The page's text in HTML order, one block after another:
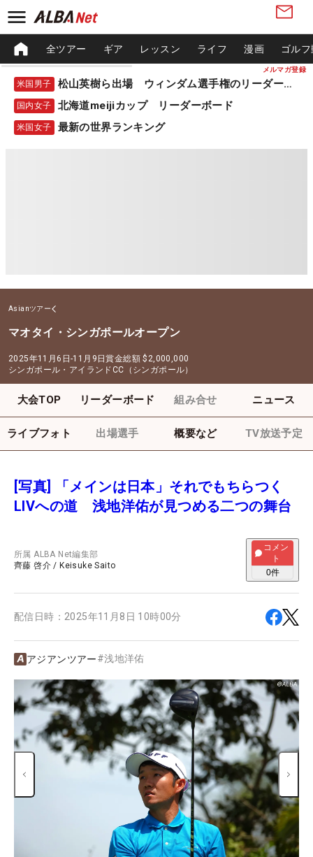
メルマガ登録
全ツアー ギア レッスン ライフ 漫画 ゴル
米国男子 松山英樹ら出場 ウィンダム選手権のリーダーボード
国内女子 北海道meijiカップ リーダーボード
米国女子 最新の世界ランキング
Asianツアー
マオタイ・シンガポールオープン
2025年11月6日-11月9日賞金総額 $2,000,000
シンガポール・アイランドCC（シンガポール）
大会TOP リーダーボード 組み合せ ニュース
ライブフォト 出場選手 概要など TV放送予定
[写真] 「メインは日本」それでもちらつく
LIVへの道 浅地洋佑が見つめる二つの舞台
所属ALBA Net編集部
齊藤 啓介 / Keisuke Saito
コメン
ト
0件
配信日時： 2025年11月8日 10時00分
アジアンツアー#浅地洋佑